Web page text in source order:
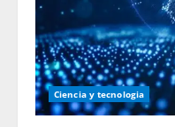
Ciencia y tecnologia